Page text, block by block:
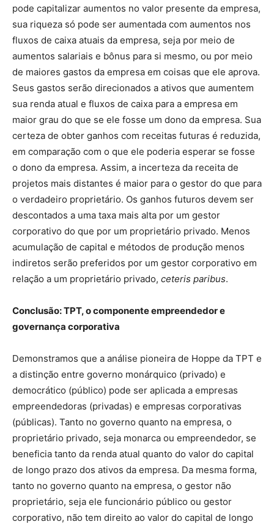
pode capitalizar aumentos no valor presente da empresa,
sua riqueza só pode ser aumentada com aumentos nos
fluxos de caixa atuais da empresa, seja por meio de
aumentos salariais e bônus para si mesmo, ou por meio
de maiores gastos da empresa em coisas que ele aprova.
Seus gastos serão direcionados a ativos que aumentem
sua renda atual e fluxos de caixa para a empresa em
maior grau do que se ele fosse um dono da empresa. Sua
certeza de obter ganhos com receitas futuras é reduzida,
em comparação com o que ele poderia esperar se fosse
o dono da empresa. Assim, a incerteza da receita de
projetos mais distantes é maior para o gestor do que para
o verdadeiro proprietário. Os ganhos futuros devem ser
descontados a uma taxa mais alta por um gestor
corporativo do que por um proprietário privado. Menos
acumulação de capital e métodos de produção menos
indiretos serão preferidos por um gestor corporativo em
relação a um proprietário privado, ceteris paribus.
Conclusão: TPT, o componente empreendedor e
governança corporativa
Demonstramos que a análise pioneira de Hoppe da TPT e
a distinção entre governo monárquico (privado) e
democrático (público) pode ser aplicada a empresas
empreendedoras (privadas) e empresas corporativas
(públicas). Tanto no governo quanto na empresa, o
proprietário privado, seja monarca ou empreendedor, se
beneficia tanto da renda atual quanto do valor do capital
de longo prazo dos ativos da empresa. Da mesma forma,
tanto no governo quanto na empresa, o gestor não
proprietário, seja ele funcionário público ou gestor
corporativo, não tem direito ao valor do capital de longo